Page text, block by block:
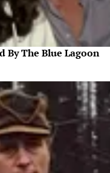
By The Blue Lagoon